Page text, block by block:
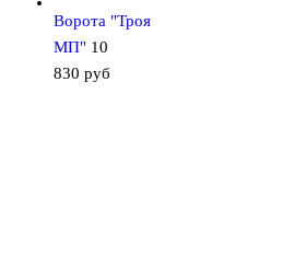
Ворота "Троя
МП" 10
830 руб